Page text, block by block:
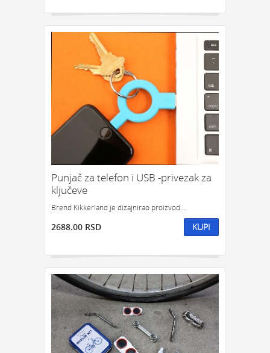
Punjač za telefon i USB -privezak za
ključeve
Brend Kikkerland je dizajnirao proizvod...
2688.00 RSD KUPI